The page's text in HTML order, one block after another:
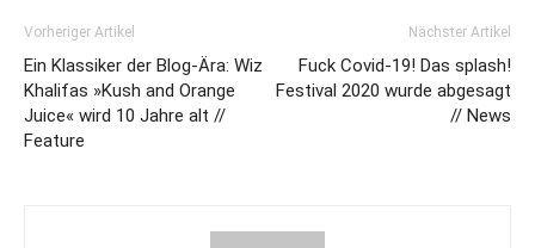
Vorheriger Artikel
Ein Klassiker der Blog-Ära: Wiz
Khalifas »Kush and Orange
Juice« wird 10 Jahre alt //
Feature
Nächster Artikel
Fuck Covid-19! Das splash!
Festival 2020 wurde abgesagt
// News